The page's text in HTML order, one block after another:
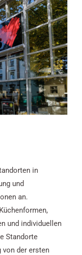
in
und
an.
und individuellen
Standorte
von der ersten